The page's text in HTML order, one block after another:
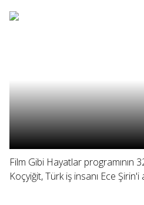
Film Gibi Hayatlar programının
Koçyiğit, Türk iş insanı Ece Şirin'i